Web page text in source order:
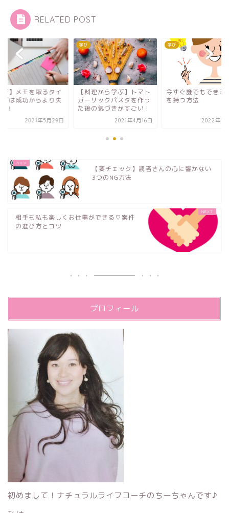
RELATED POST
【料理から学ぶ】トマト
ガーリックパスタを作っ
た後の気づきがすごい！
2021年4月16日
学び
今すぐ誰でもできる!自信
を持つ方法
2022年1月29日
学び
【学び】メモを
ミングは成功か
【要チェック】読者さんの心に響かない
3つのNG方法
相手も私も楽しくお仕事ができる♡案件
の選び方とコツ
プロフィール
初めまして！ナチュラルライフコーチのちーちゃんです♪